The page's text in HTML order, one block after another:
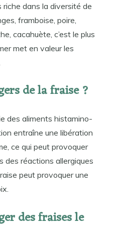
riche dans la diversité de
framboise, poire,
cacahuète, c’est le plus
met en valeur les
de la fraise ?
des aliments histamino-
entraîne une libération
ce qui peut provoquer
des réactions allergiques
peut provoquer une
des fraises le